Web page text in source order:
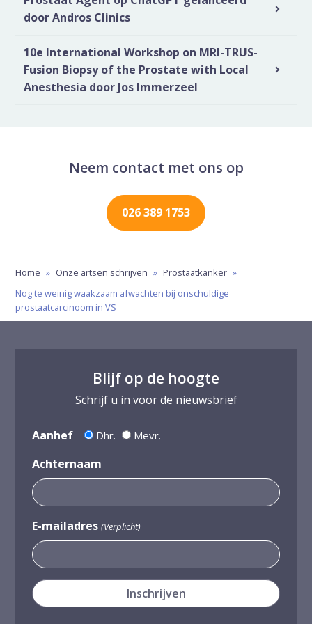
door Andros Clinics
10e International Workshop on MRI-TRUS-
Fusion Biopsy of the Prostate with Local
Anesthesia door Jos Immerzeel
Neem contact met ons op
026 389 1753
Home » Onze artsen schrijven » Prostaatkanker »
Nog te weinig waakzaam afwachten bij onschuldige
prostaatcarcinoom in VS
Blijf op de hoogte
Schrijf u in voor de nieuwsbrief
Aanhef Dhr. Mevr.
Achternaam
E-mailadres (Verplicht)